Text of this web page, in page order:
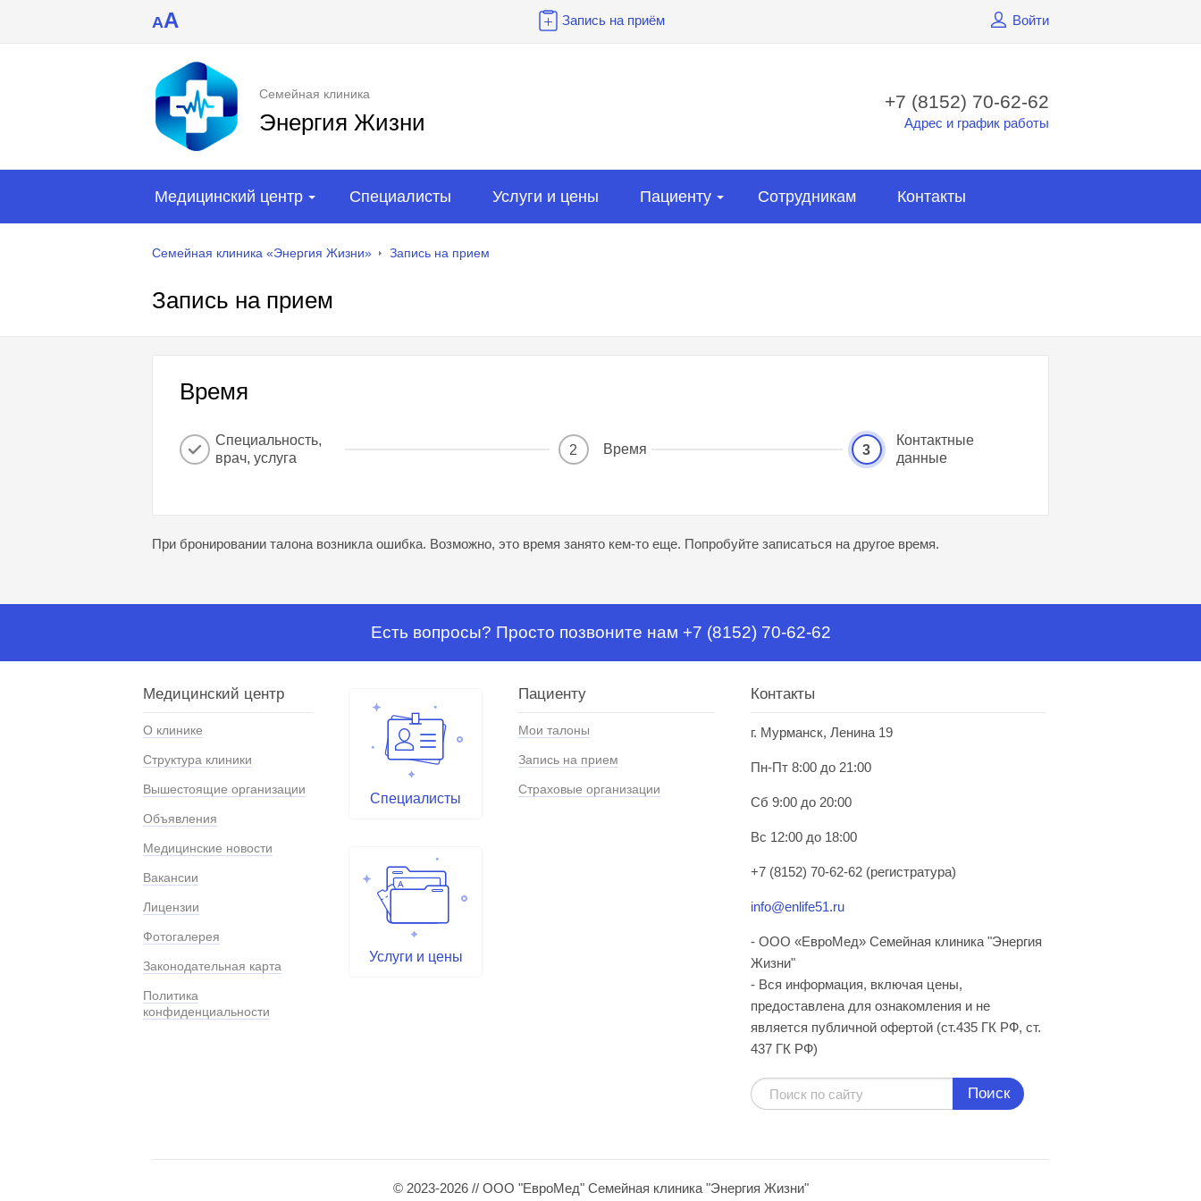
AA Запись на приём Войти
Семейная клиника
Энергия Жизни
+7 (8152) 70-62-62
Адрес и график работы
Медицинский центр Специалисты Услуги и цены Пациенту Сотрудникам Контакты
Семейная клиника «Энергия Жизни» Запись на прием
Запись на прием
Время
Специальность,
врач, услуга
2 Время 3
Контактные
данные
При бронировании талона возникла ошибка. Возможно, это время занято кем-то еще. Попробуйте записаться на другое время.
Есть вопросы? Просто позвоните нам +7 (8152) 70-62-62
Медицинский центр
О клинике
Структура клиники
Вышестоящие организации
Объявления
Медицинские новости
Вакансии
Лицензии
Фотогалерея
Законодательная карта
Политика
конфиденциальности
Специалисты
Услуги и цены
Пациенту
Мои талоны
Запись на прием
Страховые организации
Контакты
г. Мурманск, Ленина 19
Пн-Пт 8:00 до 21:00
Сб 9:00 до 20:00
Вс 12:00 до 18:00
+7 (8152) 70-62-62 (регистратура)
info@enlife51.ru
- ООО «ЕвроМед» Семейная клиника "Энергия
Жизни"
- Вся информация, включая цены,
предоставлена для ознакомления и не
является публичной офертой (ст.435 ГК РФ, cт.
437 ГК РФ)
Поиск
© 2023-2026 // ООО "ЕвроМед" Семейная клиника "Энергия Жизни"